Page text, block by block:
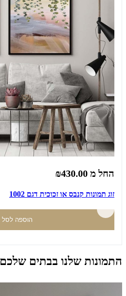
החל מ ₪430.00
זוג תמונות קנבס או זכוכית דגם 1002
הוספה לסל
התמונות שלנו בבתים שלכם